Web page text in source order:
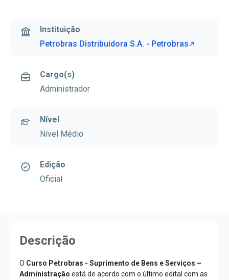
Instituição
Petrobras Distribuidora S.A. - Petrobras
Cargo(s)
Administrador
Nível
Nível Médio
Edição
Oficial
Descrição
O Curso Petrobras - Suprimento de Bens e Serviços –
Administração está de acordo com o último edital com as